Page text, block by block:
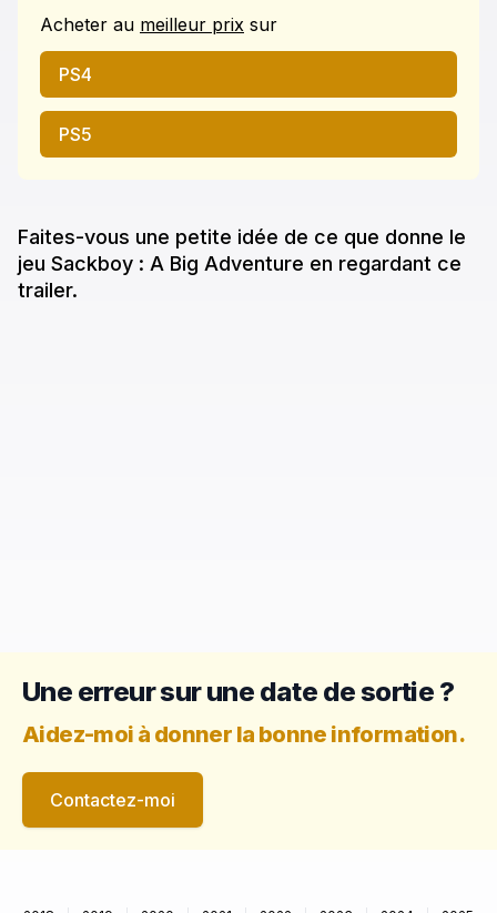
Acheter au meilleur prix sur
PS4
PS5
Faites-vous une petite idée de ce que donne le
jeu Sackboy : A Big Adventure en regardant ce
trailer.
Une erreur sur une date de sortie ?
Aidez-moi à donner la bonne information.
Contactez-moi